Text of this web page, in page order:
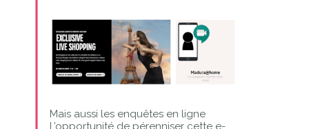
Mais aussi les enquêtes en ligne
L’opportunité de pérenniser cette e-